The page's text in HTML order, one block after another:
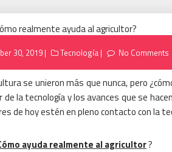
30, 2019 Tecnología No Comments
se unieron más que nunca, pero
la tecnología y los avances que se
de hoy estén en pleno contacto con la
ayuda realmente al agricultor?